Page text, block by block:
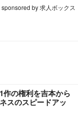
sponsored by 求人ボックス
の権利を吉本から
スのスピードアッ